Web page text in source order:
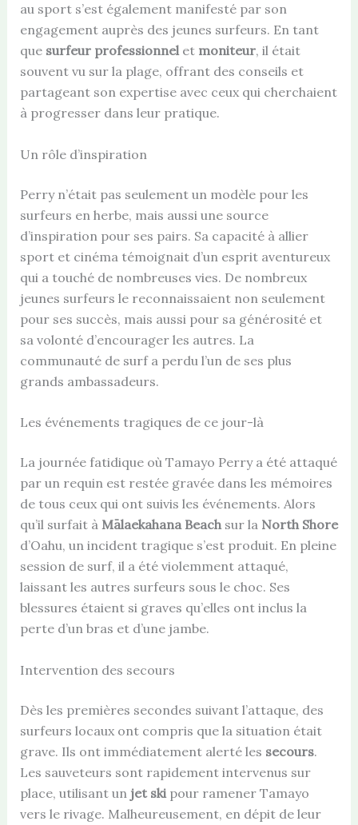
au sport s’est également manifesté par son
engagement auprès des jeunes surfeurs. En tant
que surfeur professionnelet moniteur, il était
souvent vu sur la plage, offrant des conseils et
partageant son expertise avec ceux qui cherchaient
à progresser dans leur pratique.
Un rôle d’inspiration
Perry n’était pas seulement un modèle pour les
surfeurs en herbe, mais aussi une source
d’inspiration pour ses pairs. Sa capacité à allier
sport et cinéma témoignait d’un esprit aventureux
qui a touché de nombreuses vies. De nombreux
jeunes surfeurs le reconnaissaient non seulement
pour ses succès, mais aussi pour sa générosité et
sa volonté d’encourager les autres. La
communauté de surf a perdu l’un de ses plus
grands ambassadeurs.
Les événements tragiques de ce jour-là
La journée fatidique où Tamayo Perry a été attaqué
par un requin est restée gravée dans les mémoires
de tous ceux qui ont suivis les événements. Alors
qu’il surfait à Mālaekahana Beachsur la North Shore
d’Oahu, un incident tragique s’est produit. En pleine
session de surf, il a été violemment attaqué,
laissant les autres surfeurs sous le choc. Ses
blessures étaient si graves qu’elles ont inclus la
perte d’un bras et d’une jambe.
Intervention des secours
Dès les premières secondes suivant l’attaque, des
surfeurs locaux ont compris que la situation était
grave. Ils ont immédiatement alerté les secours.
Les sauveteurs sont rapidement intervenus sur
place, utilisant un jet skipour ramener Tamayo
vers le rivage. Malheureusement, en dépit de leur